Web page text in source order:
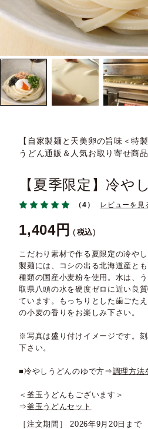
【自家製麺と天美卵の旨味＜特
うどん通販＆人気お取り寄せ商品
【夏季限定】冷や
（4） レビューを見
1,404 税込
こだわり素材で作る夏限定の冷や
製麺には、コシの出る北海道産と
種類の国産小麦粉を使用。水は、
取県八頭の水を硬度ゼロに近い良
ています。もっちりとした歯ごた
の小麦の香りをお楽しみ下さい。
※写真は盛り付けイメージです。
下さい。
■冷やしうどんのゆで方⇒調理方法
＜釜玉うどんもございます＞
⇒釜玉うどんセット
［注文期間］
2026年9月20日